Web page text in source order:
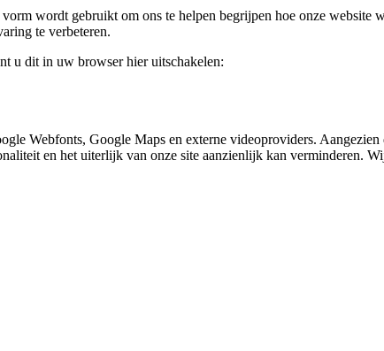
wordt gebruikt om ons te helpen begrijpen hoe onze
te verbeteren.
u dit in uw browser hier uitschakelen:
Webfonts, Google Maps en externe videoproviders.
en het uiterlijk van onze site aanzienlijk kan verminderen.